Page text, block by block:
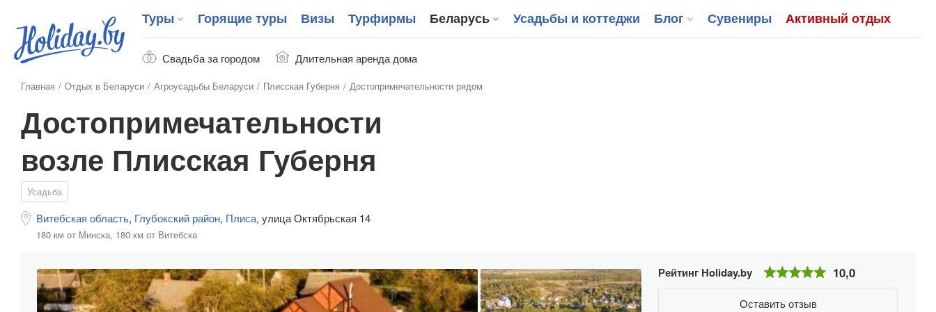
Свадьба за городом Длительная аренда дома
Туры Горящие туры Визы Турфирмы Беларусь Усадьбы и коттеджи Блог Сувениры Активный отдых
Главная Отдых в Беларуси Агроусадьбы Беларуси Плисская Губерня Достопримечательности рядом
Достопримечательности
возле Плисская Губерня
Усадьба
Витебская область, Глубокский район, Плиса, улица Октябрьская 14
180 км от Минска, 180 км от Витебска
Рейтинг Holiday.by 10,0
Оставить отзыв